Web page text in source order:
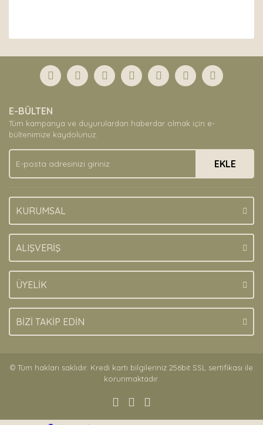
Yorum Yaz
formunu kullanarak tarafımıza iletebilirsiniz.
Görüş ve önerileriniz için teşekkür ederiz.
Ürün açıklamasında eksik bilgiler bulunuyor.
Ürün bilgilerinde hatalar bulunuyor.
Ürün fiyatı diğer sitelerden daha pahalı.
Bu ürüne benzer farklı alternatifler olmalı.
E-BÜLTEN
Tüm kampanya ve duyurulardan haberdar olmak için e-
bültenimize kaydolunuz.
EKLE
KURUMSAL
ALIŞVERİŞ
ÜYELİK
BİZİ TAKİP EDİN
© Tüm hakları saklıdır. Kredi kartı bilgileriniz 256bit SSL sertifikası ile
korunmaktadır.